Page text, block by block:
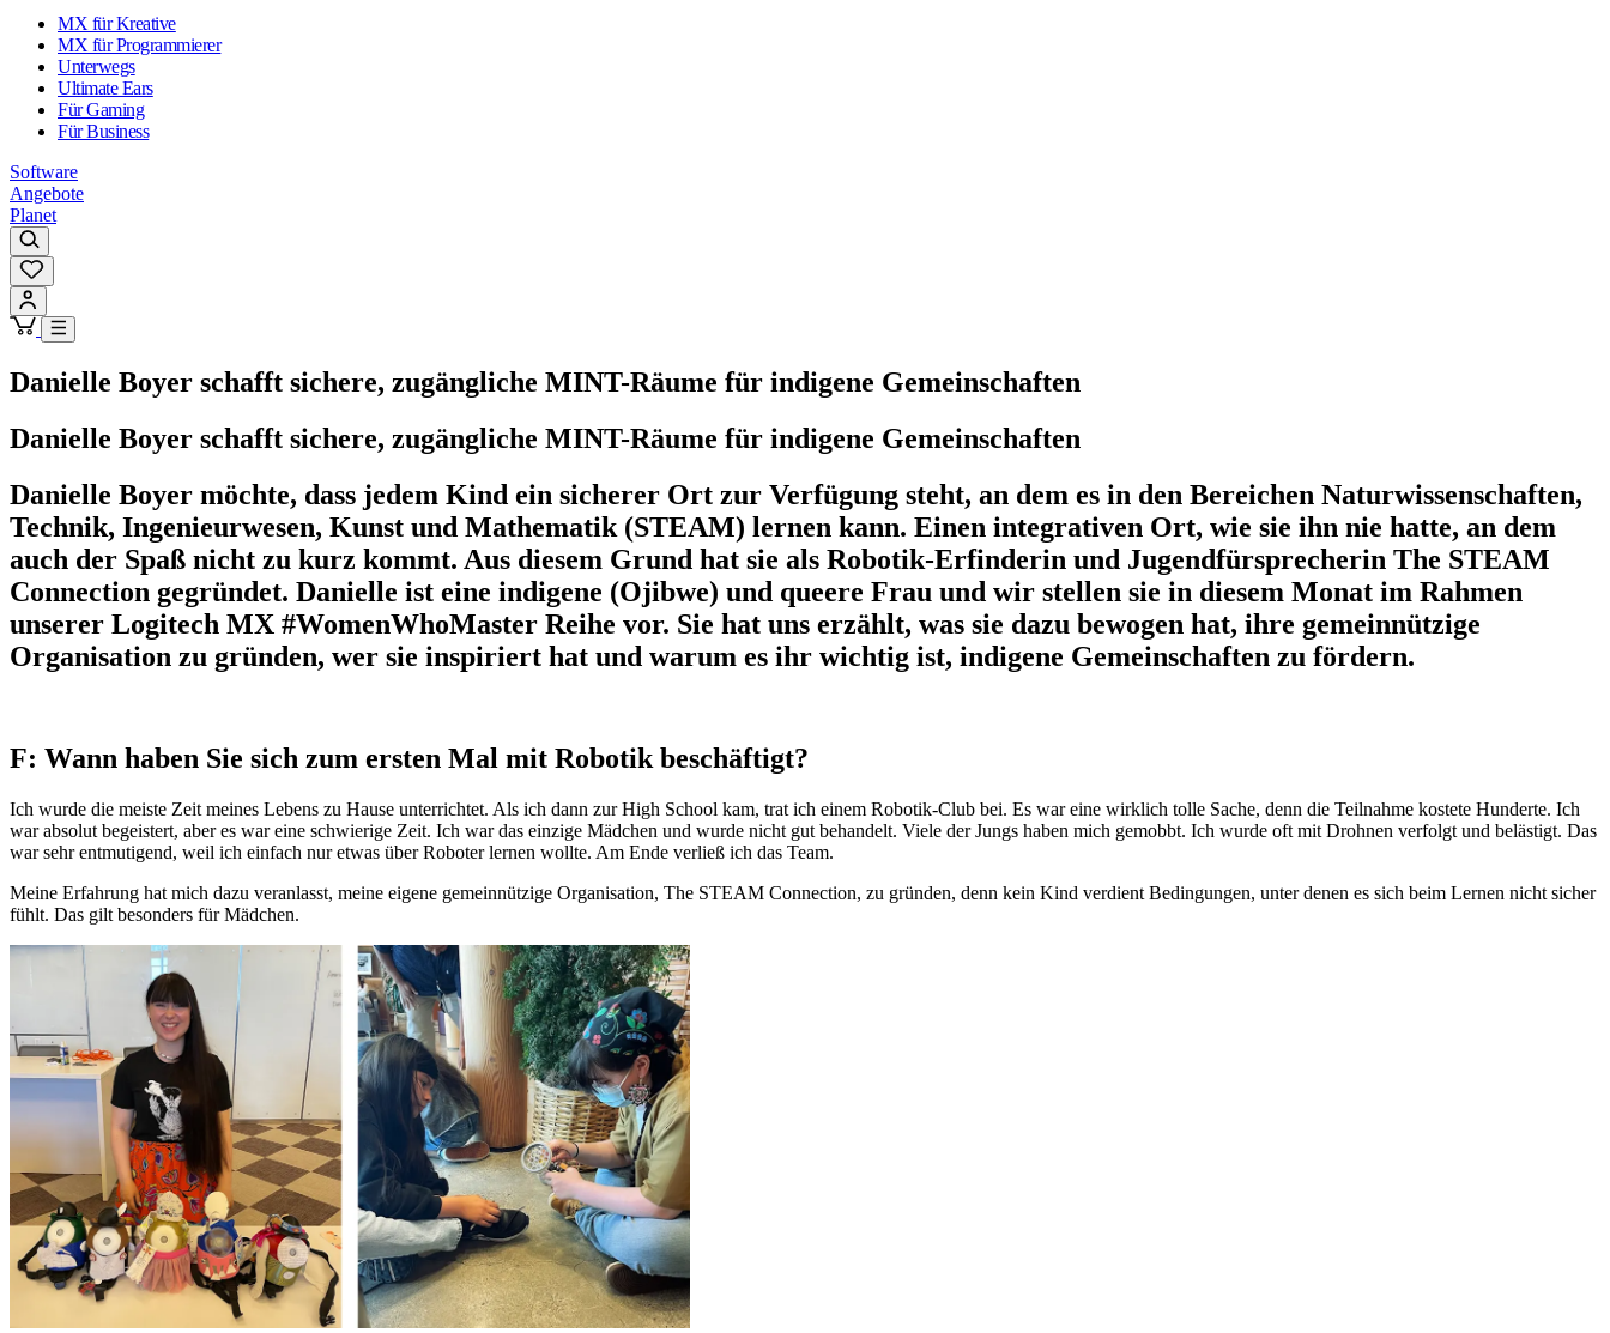
MX für Kreative
MX für Programmierer
Unterwegs
Ultimate Ears
Für Gaming
Für Business
Software
Angebote
Planet
Danielle Boyer schafft sichere, zugängliche MINT-Räume für indigene Gemeinschaften
Danielle Boyer schafft sichere, zugängliche MINT-Räume für indigene Gemeinschaften
Danielle Boyer möchte, dass jedem Kind ein sicherer Ort zur Verfügung steht, an dem es in den Bereichen Naturwissenschaften,
Technik, Ingenieurwesen, Kunst und Mathematik (STEAM) lernen kann. Einen integrativen Ort, wie sie ihn nie hatte, an dem
auch der Spaß nicht zu kurz kommt. Aus diesem Grund hat sie als Robotik-Erfinderin und Jugendfürsprecherin The STEAM
Connection gegründet. Danielle ist eine indigene (Ojibwe) und queere Frau und wir stellen sie in diesem Monat im Rahmen
unserer Logitech MX #WomenWhoMaster Reihe vor. Sie hat uns erzählt, was sie dazu bewogen hat, ihre gemeinnützige
Organisation zu gründen, wer sie inspiriert hat und warum es ihr wichtig ist, indigene Gemeinschaften zu fördern.
F: Wann haben Sie sich zum ersten Mal mit Robotik beschäftigt?
Ich wurde die meiste Zeit meines Lebens zu Hause unterrichtet. Als ich dann zur High School kam, trat ich einem Robotik-Club bei. Es war eine wirklich tolle Sache, denn die Teilnahme kostete Hunderte. Ich
war absolut begeistert, aber es war eine schwierige Zeit. Ich war das einzige Mädchen und wurde nicht gut behandelt. Viele der Jungs haben mich gemobbt. Ich wurde oft mit Drohnen verfolgt und belästigt. Das
war sehr entmutigend, weil ich einfach nur etwas über Roboter lernen wollte. Am Ende verließ ich das Team.
Meine Erfahrung hat mich dazu veranlasst, meine eigene gemeinnützige Organisation, The STEAM Connection, zu gründen, denn kein Kind verdient Bedingungen, unter denen es sich beim Lernen nicht sicher
fühlt. Das gilt besonders für Mädchen.